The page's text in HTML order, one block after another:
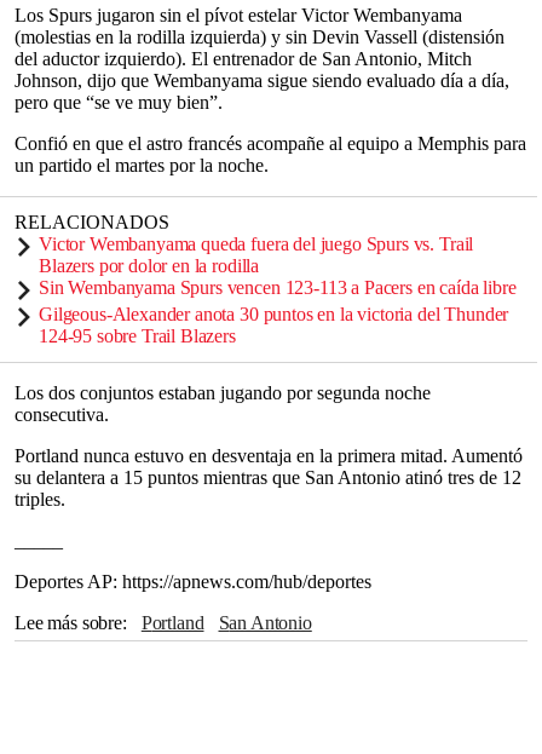
Los Spurs jugaron sin el pívot estelar Victor Wembanyama
(molestias en la rodilla izquierda) y sin Devin Vassell (distensión
del aductor izquierdo). El entrenador de San Antonio, Mitch
Johnson, dijo que Wembanyama sigue siendo evaluado día a día,
pero que “se ve muy bien”.
Confió en que el astro francés acompañe al equipo a Memphis para
un partido el martes por la noche.
RELACIONADOS
Victor Wembanyama queda fuera del juego Spurs vs. Trail
Blazers por dolor en la rodilla
Sin Wembanyama Spurs vencen 123-113 a Pacers en caída libre
Gilgeous-Alexander anota 30 puntos en la victoria del Thunder
124-95 sobre Trail Blazers
Los dos conjuntos estaban jugando por segunda noche
consecutiva.
Portland nunca estuvo en desventaja en la primera mitad. Aumentó
su delantera a 15 puntos mientras que San Antonio atinó tres de 12
triples.
Deportes AP: https://apnews.com/hub/deportes
Lee más sobre
Portland San Antonio